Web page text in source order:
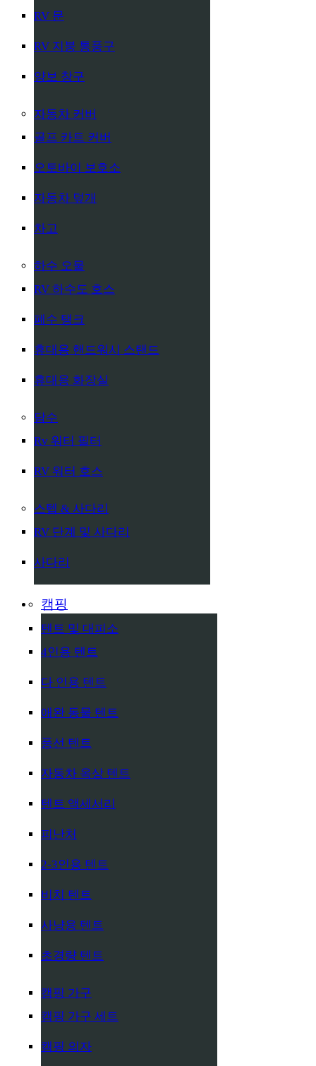
RV 문
RV 지붕 통풍구
양보 창구
자동차 커버
골프 카트 커버
오토바이 보호소
자동차 덮개
차고
하수 오물
RV 하수도 호스
폐수 탱크
휴대용 핸드워시 스탠드
휴대용 화장실
담수
Rv 워터 필터
RV 워터 호스
스텝 & 사다리
RV 단계 및 사다리
사다리
캠핑
텐트 및 대피소
4인용 텐트
다 인용 텐트
애완 동물 텐트
풍선 텐트
자동차 옥상 텐트
텐트 액세서리
피난처
2-3인용 텐트
비치 텐트
사냥용 텐트
초경량 텐트
캠핑 가구
캠핑 가구 세트
캠핑 의자